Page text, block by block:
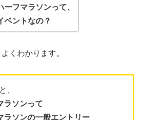
ーフマラソンって、
ベントなの？
くわかります。
、
ラソンって
ラソンの一般エントリー